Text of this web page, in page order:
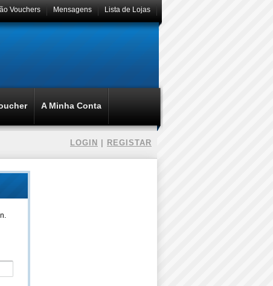
Lista de Lojas
Mensagens
Vouchers
A Minha Conta
LOGIN REGISTAR